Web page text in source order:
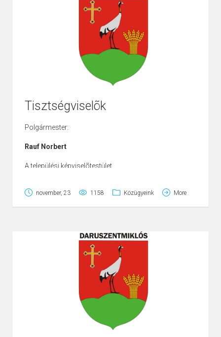
– idõskorúak járadéka
– lakásfenntartási támogatás
– szociális étkeztetés
– házi szociális gondozás
Tisztségviselõk
Polgármester:
Rauf Norbert
A települési képviselõtestület
6 fõ
Fogarasi Béla FÜGGETLEN
Kiss Jánosné FIDESZ
Kaszás Imre FÜGGETLEN
Markovics Ferencné FÜGGETLEN
Pető János András FÜGGETLEN
november, 23 1158 Közügyeink More